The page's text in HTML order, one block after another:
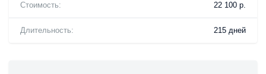
Стоимость: 22 100 р.
Длительность: 215 дней